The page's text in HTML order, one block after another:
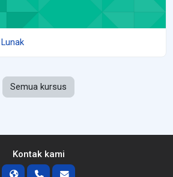
Semua kursus
Kontak kami